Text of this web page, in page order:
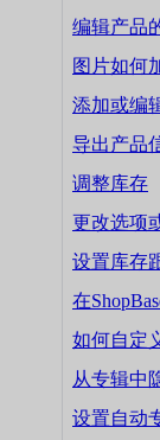
编辑产品
图片如何
添加或编
导出产品
调整库存
更改选项
设置库存
在
如何自定
从专辑中
设置自动